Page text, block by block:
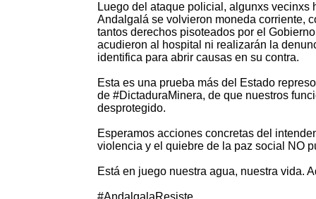
Luego del ataque policial, algunxs
Andalgalá se volvieron moneda corriente,
tantos derechos pisoteados por el
acudieron al hospital ni realizarán la
identifica para abrir causas en su contra.
Esta es una prueba más del Estado
de #DictaduraMinera, de que nuestros
desprotegido.
Esperamos acciones concretas del
violencia y el quiebre de la paz social NO
Está en juego nuestra agua, nuestra vida.